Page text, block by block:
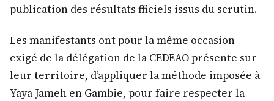
publication des résultats fficiels issus du scrutin.
Les manifestants ont pour la même occasion
exigé de la délégation de la CEDEAO présente sur
leur territoire, d’appliquer la méthode imposée à
Yaya Jameh en Gambie, pour faire respecter la